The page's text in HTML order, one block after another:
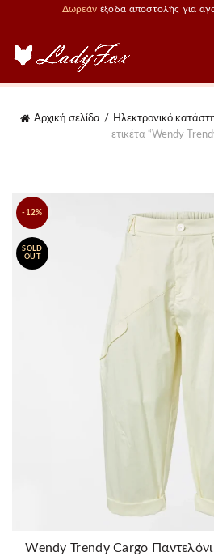
Δωρεάν έξοδα αποστολής για
Αρχική σελίδα Ηλεκτρονικό
ετικέτα “Wendy
-12%
SOLD
OUT
Wendy Trendy Cargo